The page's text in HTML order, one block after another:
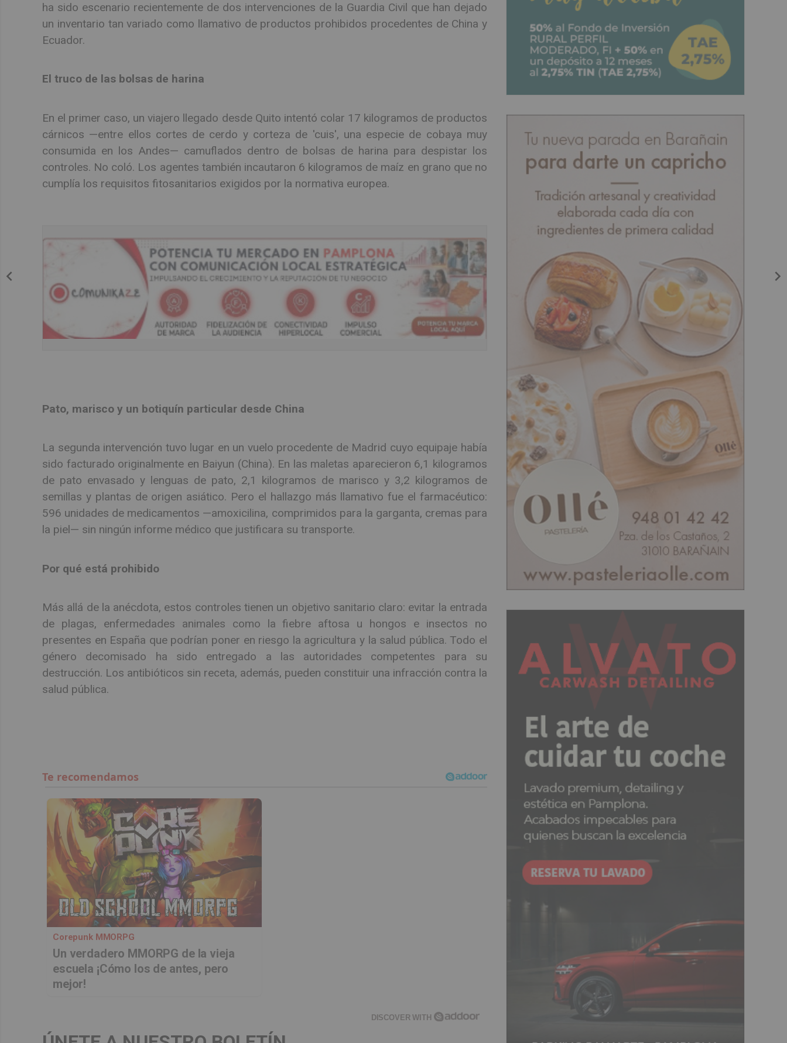
ha sido escenario recientemente de dos intervenciones de la Guardia Civil que han dejado
un inventario tan variado como llamativo de productos prohibidos procedentes de China y
Ecuador.
El truco de las bolsas de harina
En el primer caso, un viajero llegado desde Quito intentó colar 17 kilogramos de productos
cárnicos —entre ellos cortes de cerdo y corteza de 'cuis', una especie de cobaya muy
consumida en los Andes— camuflados dentro de bolsas de harina para despistar los
controles. No coló. Los agentes también incautaron 6 kilogramos de maíz en grano que no
cumplía los requisitos fitosanitarios exigidos por la normativa europea.
Pato, marisco y un botiquín particular desde China
La segunda intervención tuvo lugar en un vuelo procedente de Madrid cuyo equipaje había
sido facturado originalmente en Baiyun (China). En las maletas aparecieron 6,1 kilogramos
de pato envasado y lenguas de pato, 2,1 kilogramos de marisco y 3,2 kilogramos de
semillas y plantas de origen asiático. Pero el hallazgo más llamativo fue el farmacéutico:
596 unidades de medicamentos —amoxicilina, comprimidos para la garganta, cremas para
la piel— sin ningún informe médico que justificara su transporte.
Por qué está prohibido
Más allá de la anécdota, estos controles tienen un objetivo sanitario claro: evitar la entrada
de plagas, enfermedades animales como la fiebre aftosa u hongos e insectos no
presentes en España que podrían poner en riesgo la agricultura y la salud pública. Todo el
género decomisado ha sido entregado a las autoridades competentes para su
destrucción. Los antibióticos sin receta, además, pueden constituir una infracción contra la
salud pública.
Corepunk MMORPG
Un verdadero MMORPG de la vieja
escuela ¡Cómo los de antes, pero
mejor!
DISCOVER WITH